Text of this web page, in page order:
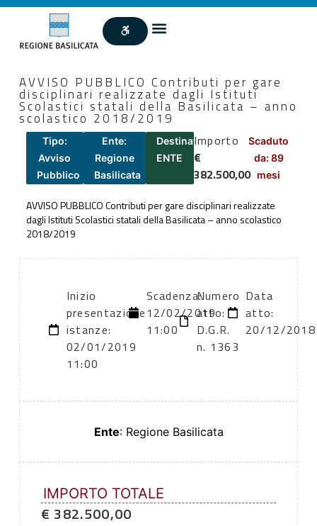
AVVISO PUBBLICO Contributi per gare
disciplinari realizzate dagli Istituti
Scolastici statali della Basilicata – anno
scolastico 2018/2019
Tipo:
Avviso
Pubblico
Ente:
Regione
Basilicata
Destinatari:
ENTE
Importo
€
382.500,00
Scaduto
da: 89
mesi
AVVISO PUBBLICO Contributi per gare disciplinari realizzate
dagli Istituti Scolastici statali della Basilicata – anno scolastico
2018/2019
Inizio
presentazione
istanze:
02/01/2019
11:00
Scadenza:
12/02/2019
11:00
Numero
atto:
D.G.R.
n. 1363
Data
atto:
20/12/2018
Ente: Regione Basilicata
IMPORTO TOTALE
€ 382.500,00